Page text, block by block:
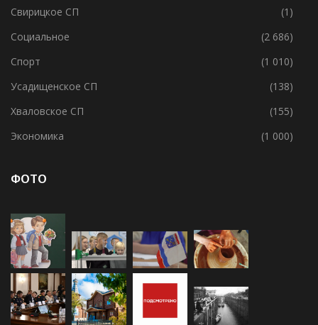
Свирицкое СП
(1)
Социальное
(2 686)
Спорт
(1 010)
Усадищенское СП
(138)
Хваловское СП
(155)
Экономика
(1 000)
ФОТО